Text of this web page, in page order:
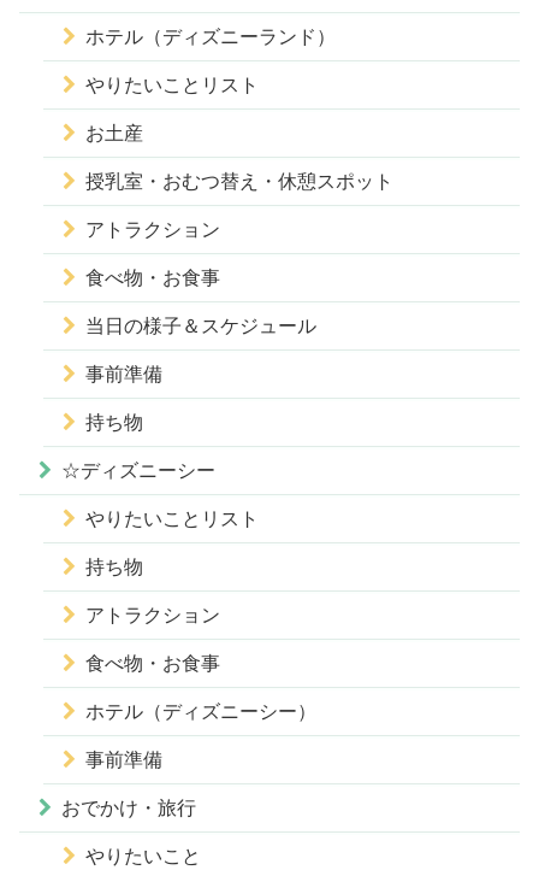
ホテル（ディズニーランド）
やりたいことリスト
お土産
授乳室・おむつ替え・休憩スポット
アトラクション
食べ物・お食事
当日の様子＆スケジュール
事前準備
持ち物
☆ディズニーシー
やりたいことリスト
持ち物
アトラクション
食べ物・お食事
ホテル（ディズニーシー）
事前準備
おでかけ・旅行
やりたいこと